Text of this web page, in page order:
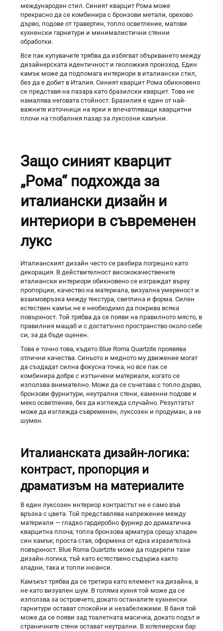
международен стил. Синият кварцит Рома може
прекрасно да се комбинира с бронзови метали, орехово
дърво, подове от травертин, топло осветление, матови
кухненски гарнитури и минималистични стенни
обработки.
Все пак купувачите трябва да избягват объркването между
дизайнерската идентичност и геоложкия произход. Един
камък може да подпомага интериори в италиански стил,
без да е добит в Италия. Синият кварцит Рома обикновено
се представя на пазара като бразилски кварцит. Това не
намалява неговата стойност. Бразилия е един от най-
важните източници на ярки и впечатляващи кварцитни
плочи на глобалния пазар за луксозни камъни.
Защо синият кварцит
„Рома“ подхожда за
италиански дизайн и
интериори в съвременен
лукс
Италианският дизайн често се разбира погрешно като
декорация. В действителност висококачествените
италиански интериори обикновено се изграждат върху
пропорции, качество на материала, визуална умереност и
взаимовръзка между текстура, светлина и форма. Силен
естествен камък не е необходимо да покрива всяка
повърхност. Той трябва да се появи на правилното място, в
правилния мащаб и с достатъчно пространство около себе
си, за да бъде оценен.
Това е точно това, където Blue Roma Quartzite проявява
отлични качества. Синьото и медното му движение могат
да създадат силна фокусна точка, но все пак се
комбинира добре с изтънчени материали, когато се
използва внимателно. Може да се съчетава с топло дърво,
бронзови фурнитури, неутрални стени, каменни подове и
меко осветление, без да изглежда случайно. Резултатът
може да изглежда съвременен, луксозен и продуман, а не
шумен.
Италианската дизайн-логика:
контраст, пропорция и
драматизъм на материалите
В един луксозен интериор контрастът не е само във
връзка с цвета. Той представлява напрежение между
материали — гладко гардеробно фурнир до драматична
кварцитна плоча; топла бронзова арматура срещу хладен
син камък; проста стая, оформена от една изразителна
повърхност. Blue Roma Quartzite може да подкрепи тази
дизайн-логика, тъй като естествено съдържа както
хладни, така и топли нюанси.
Камъкът трябва да се третира като елемент на дизайна, а
не като визуален шум. В голяма кухня той може да се
използва за островчето, докато останалите кухненски
гарнитури остават спокойни и незабележими. В баня той
може да се появи зад тоалетната масичка, докато подът и
страничните стени остават неутрални. В хотелиерски бар